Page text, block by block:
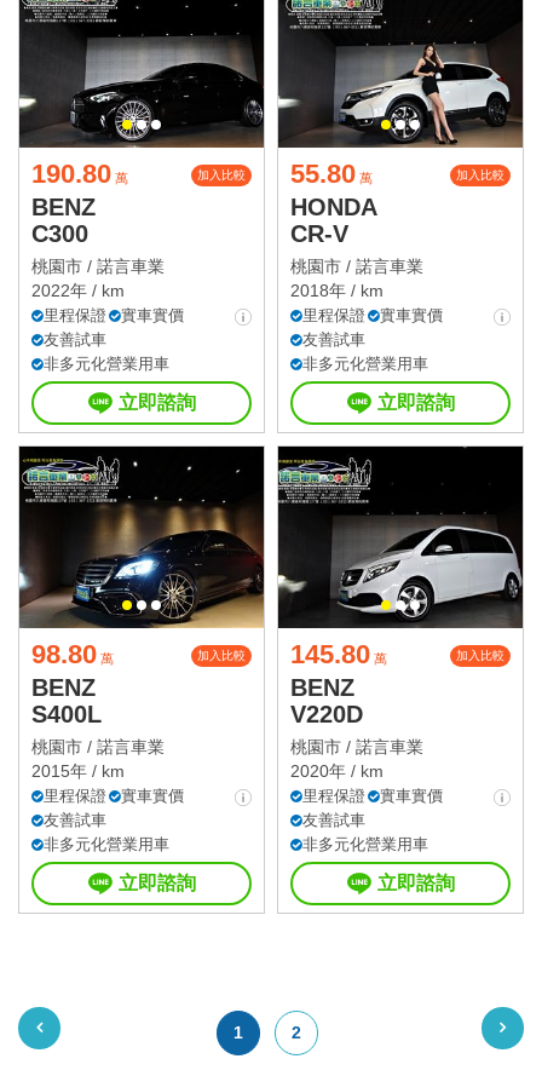
190.80 萬 加入比較
BENZ
C300
桃園市 / 諾言車業
2022年 / km
里程保證
實車實價
友善試車
非多元化營業用車
立即諮詢
55.80 萬 加入比較
HONDA
CR-V
桃園市 / 諾言車業
2018年 / km
里程保證
實車實價
友善試車
非多元化營業用車
立即諮詢
98.80 萬 加入比較
BENZ
S400L
桃園市 / 諾言車業
2015年 / km
里程保證
實車實價
友善試車
非多元化營業用車
立即諮詢
145.80 萬 加入比較
BENZ
V220D
桃園市 / 諾言車業
2020年 / km
里程保證
實車實價
友善試車
非多元化營業用車
立即諮詢
1 2